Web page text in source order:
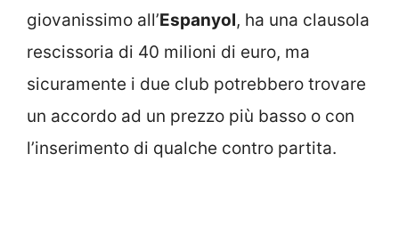
giovanissimo all’Espanyol, ha una clausola
rescissoria di 40 milioni di euro, ma
sicuramente i due club potrebbero trovare
un accordo ad un prezzo più basso o con
l’inserimento di qualche contro partita.